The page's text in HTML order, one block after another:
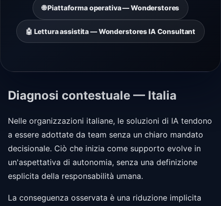
🌐 Piattaforma operativa — Wonderstores
🤖 Lettura assistita — Wonderstores IA Consultant
Diagnosi contestuale — Italia
Nelle organizzazioni italiane, le soluzioni di IA tendono
a essere adottate da team senza un chiaro mandato
decisionale. Ciò che inizia come supporto evolve in
un'aspettativa di autonomia, senza una definizione
esplicita della responsabilità umana.
La conseguenza osservata è una riduzione implicita